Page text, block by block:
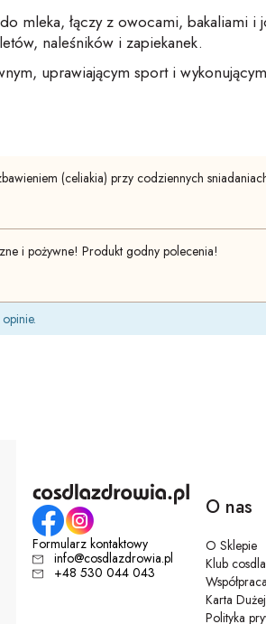
mleka, łączy z owocami, bakaliami
naleśników i zapiekanek.
uprawiającym sport i wykonującym
(celiakia) przy codziennych
i pożywne! Produkt godny polecenia!
Formularz kontaktowy
info@cosdlazdrowia.pl
+48 530 044 043
O nas
O Sklepie
Klub
Karta
Polityka